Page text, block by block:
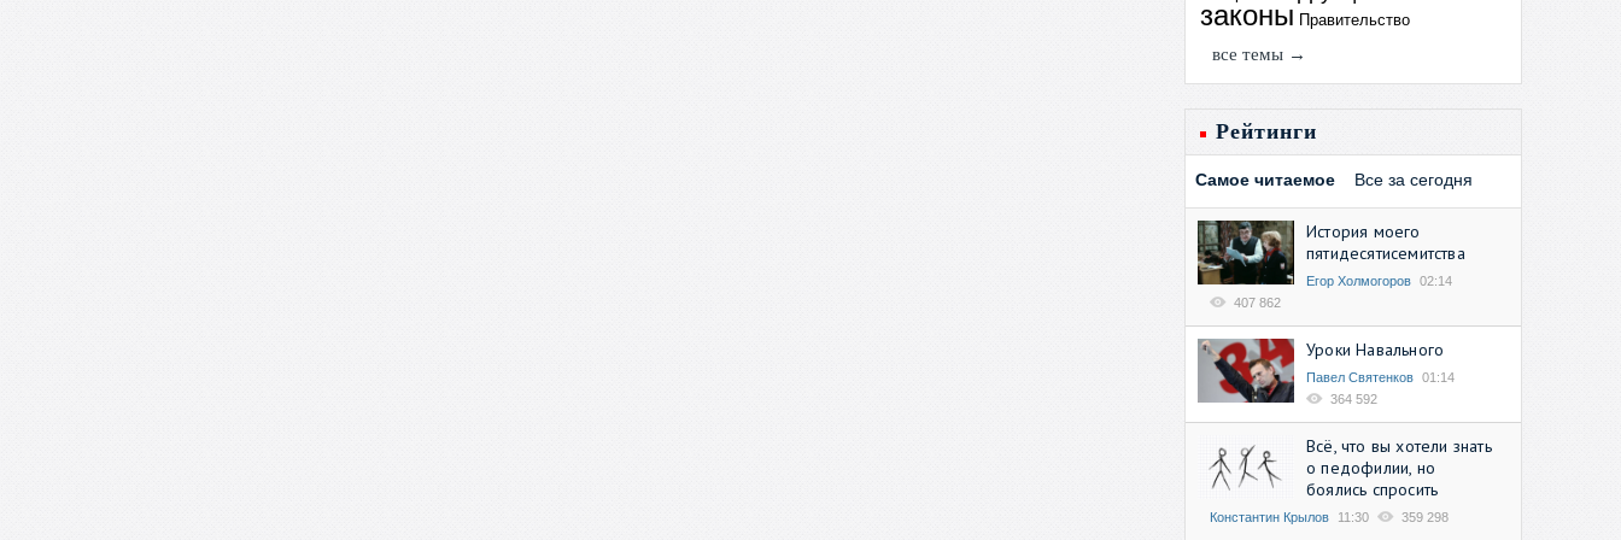
законы Правительство
все темы →
Рейтинги
Самое читаемое Все за сегодня
История моего
пятидесятисемитства
Егор Холмогоров 02:14
407 862
Уроки Навального
Павел Святенков 01:14
364 592
Всё, что вы хотели знать
о педофилии, но
боялись спросить
Константин Крылов 11:30 359 298